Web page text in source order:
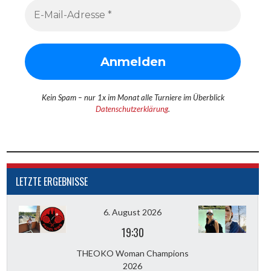
Kein Spam – nur 1x im Monat alle Turniere im Überblick
Datenschutzerklärung.
LETZTE ERGEBNISSE
6. August 2026
19:30
THEOKO Woman Champions
2026